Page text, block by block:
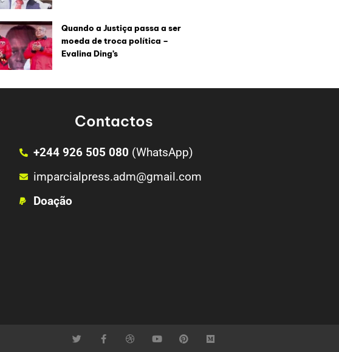
Quando a Justiça passa a ser
moeda de troca política –
Evalina Ding’s
Contactos
+244 926 505 080 (WhatsApp)
imparcialpress.adm@gmail.com
Doação